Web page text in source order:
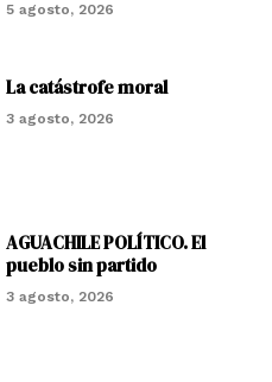
5 agosto, 2026
La catástrofe moral
3 agosto, 2026
AGUACHILE POLÍTICO. El
pueblo sin partido
3 agosto, 2026